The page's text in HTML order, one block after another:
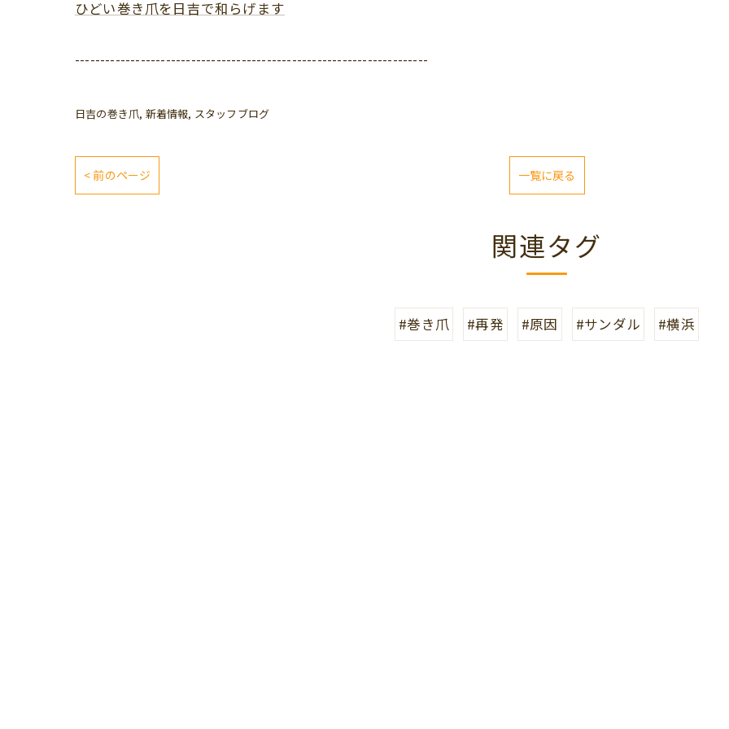
ひどい巻き爪を日吉で和らげます
----------------------------------------------------------------------
日吉の巻き爪 新着情報 スタッフブログ
< 前のページ 一覧に戻る
関連タグ
#巻き爪 #再発 #原因 #サンダル #横浜